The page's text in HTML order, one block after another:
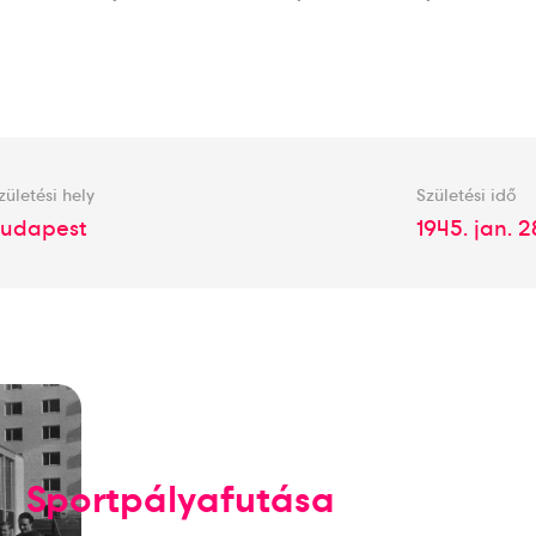
hely Születési idő
1945. jan.
Sportpályafutása